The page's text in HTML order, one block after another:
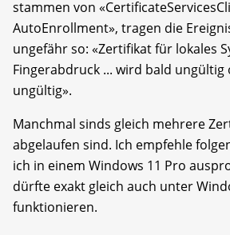
stammen von
AutoEnrollment», tragen die
ungefähr so: «Zertifikat für lokales
Fingerabdruck ... wird bald
ungültig».
Manchmal sinds gleich mehrere
abgelaufen sind. Ich empfehle
ich in einem Windows 11 Pro
dürfte exakt gleich auch unter
funktionieren.